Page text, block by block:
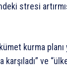
stresi
kurma planı
karşıladı” ve